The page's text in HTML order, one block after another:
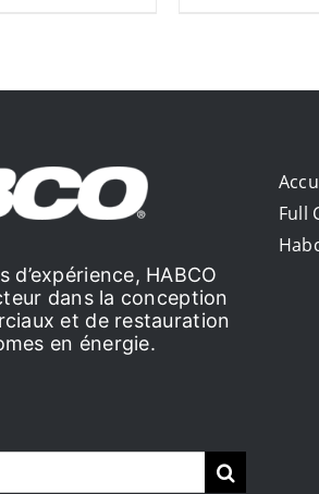
d’expérience, HABCO
dans la conception
et de restauration
en énergie.
Full